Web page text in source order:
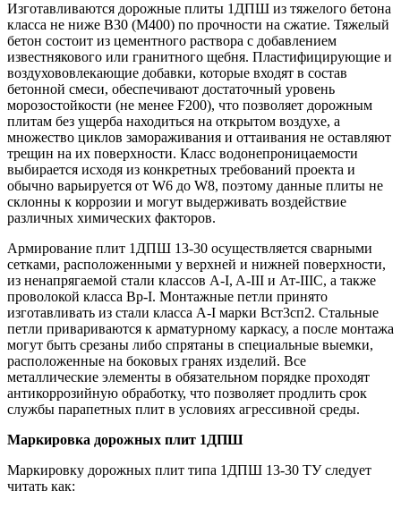
Изготавливаются дорожные плиты 1ДПШ из тяжелого бетона
класса не ниже В30 (М400) по прочности на сжатие. Тяжелый
бетон состоит из цементного раствора с добавлением
известнякового или гранитного щебня. Пластифицирующие и
воздухововлекающие добавки, которые входят в состав
бетонной смеси, обеспечивают достаточный уровень
морозостойкости (не менее F200), что позволяет дорожным
плитам без ущерба находиться на открытом воздухе, а
множество циклов замораживания и оттаивания не оставляют
трещин на их поверхности. Класс водонепроницаемости
выбирается исходя из конкретных требований проекта и
обычно варьируется от W6 до W8, поэтому данные плиты не
склонны к коррозии и могут выдерживать воздействие
различных химических факторов.
Армирование плит 1ДПШ 13-30 осуществляется сварными
сетками, расположенными у верхней и нижней поверхности,
из ненапрягаемой стали классов A-I, A-III и Ат-IIIC, а также
проволокой класса Bp-I. Монтажные петли принято
изготавливать из стали класса A-I марки Вст3сп2. Стальные
петли привариваются к арматурному каркасу, а после монтажа
могут быть срезаны либо спрятаны в специальные выемки,
расположенные на боковых гранях изделий. Все
металлические элементы в обязательном порядке проходят
антикоррозийную обработку, что позволяет продлить срок
службы парапетных плит в условиях агрессивной среды.
Маркировка дорожных плит 1ДПШ
Маркировку дорожных плит типа 1ДПШ 13-30 ТУ следует
читать как: